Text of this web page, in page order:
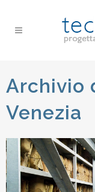
Archivio
Venezia